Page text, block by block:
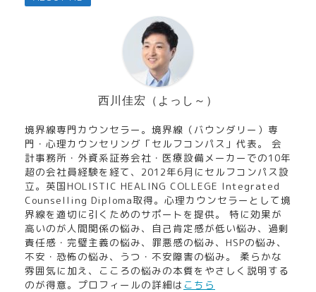
西川佳宏（よっし～）
境界線専門カウンセラー。境界線（バウンダリー）専
門・心理カウンセリング「セルフコンパス」代表。 会
計事務所・外資系証券会社・医療設備メーカーでの10年
超の会社員経験を経て、2012年6月にセルフコンパス設
立。英国HOLISTIC HEALING COLLEGE Integrated
Counselling Diploma取得。心理カウンセラーとして境
界線を適切に引くためのサポートを提供。 特に効果が
高いのが人間関係の悩み、自己肯定感が低い悩み、過剰
責任感・完璧主義の悩み、罪悪感の悩み、HSPの悩み、
不安・恐怖の悩み、うつ・不安障害の悩み。 柔らかな
雰囲気に加え、こころの悩みの本質をやさしく説明する
のが得意。プロフィールの詳細は こちら